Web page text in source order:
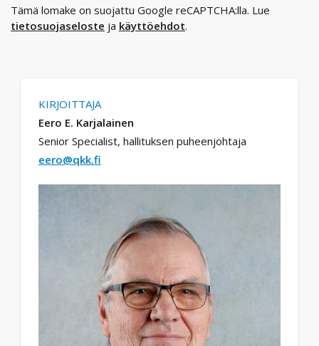
Tämä lomake on suojattu Google reCAPTCHA:lla. Lue
tietosuojaseloste ja käyttöehdot.
KIRJOITTAJA
Eero E. Karjalainen
Senior Specialist, hallituksen puheenjohtaja
eero@qkk.fi